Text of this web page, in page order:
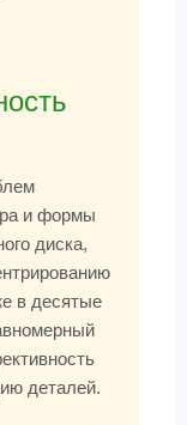
и формы
диска,
в десятые
деталей.